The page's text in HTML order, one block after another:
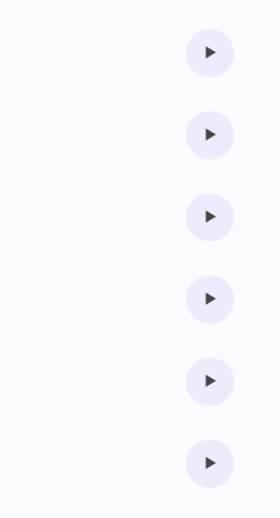
수강준비
수강준비
수강준비
수강준비
수강준비
수강준비